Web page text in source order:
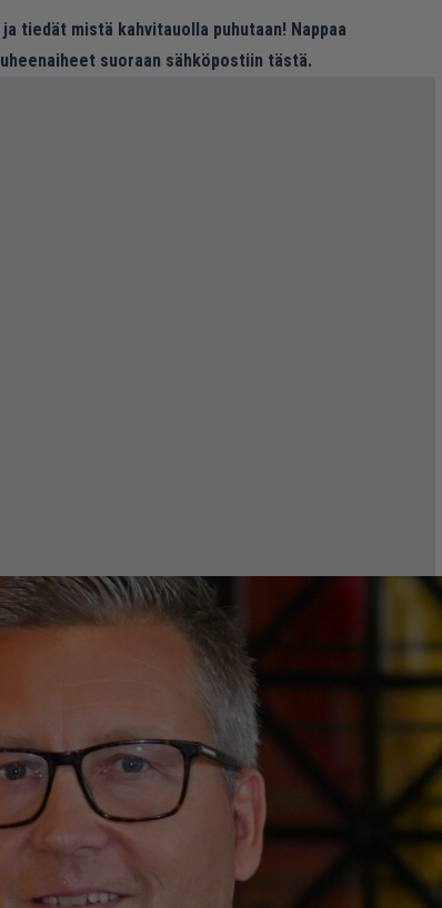
tiedät mistä kahvitauolla puhutaan! Nappaa
suoraan sähköpostiin tästä.